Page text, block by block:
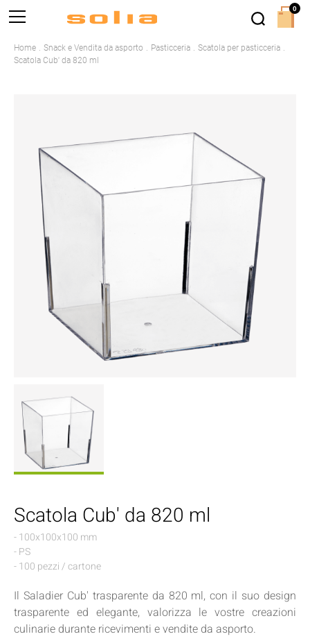
Home Snack e Vendita da asporto Pasticceria
Scatola per pasticceria
Scatola Cub' da 820 ml
Scatola Cub' da 820 ml
- 100x100x100 mm
- PS
- 100 pezzi / cartone
Il Saladier Cub' trasparente da 820 ml, con il suo design
trasparente ed elegante, valorizza le vostre creazioni
culinarie durante ricevimenti e vendite da asporto.
0